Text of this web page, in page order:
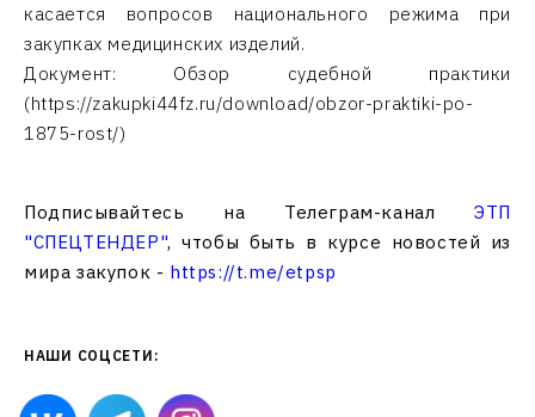
касается вопросов национального режима при
закупках медицинских изделий.
Документ: Обзор судебной практики
(https://zakupki44fz.ru/download/obzor-praktiki-po-
1875-rost/)
Подписывайтесь на Телеграм-каналЭТП
"СПЕЦТЕНДЕР", чтобы быть в курсе новостей из
мира закупок - https://t.me/etpsp
НАШИ СОЦСЕТИ: